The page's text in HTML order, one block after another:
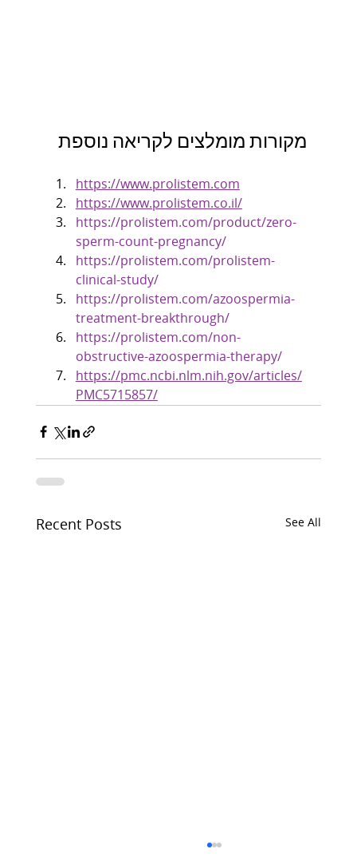
מקורות מומלצים לקריאה נוספת
https://www.prolistem.com
https://www.prolistem.co.il/
https://prolistem.com/product/zero-
sperm-count-pregnancy/
https://prolistem.com/prolistem-
clinical-study/
https://prolistem.com/azoospermia-
treatment-breakthrough/
https://prolistem.com/non-
obstructive-azoospermia-therapy/
https://pmc.ncbi.nlm.nih.gov/articles/
PMC5715857/
Recent Posts See All